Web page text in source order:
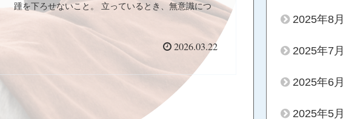
踵を下ろせないこと。 立っているとき、無意識につ
ま先側に体重が乗っていませんか？ 踵に重さを預け
す動きにくくなります。 踵を下ろすというのは、後
ろに逃げることではなく、足の裏全体で立つこと。
足首の硬さは、筋肉だけの問題ではなく、重心のクセ
でもあります。 まずは、踵をそっと下ろしてみるこ
と。 そこから足首は、少しずつ変わっていきます。
2026.03.22
2025年8月
2025年7月
2025年6月
2025年5月